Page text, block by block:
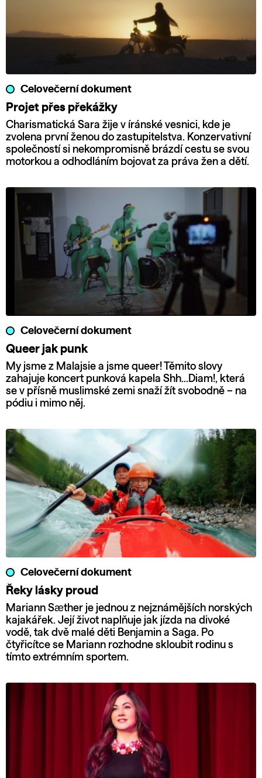
Celovečerní dokument
Projet přes překážky
Charismatická Sara žije v íránské vesnici, kde je
zvolena první ženou do zastupitelstva. Konzervativní
společností si nekompromisně brázdí cestu se svou
motorkou a odhodláním bojovat za práva žen a dětí.
Celovečerní dokument
Queer jak punk
My jsme z Malajsie a jsme queer! Těmito slovy
zahajuje koncert punková kapela Shh…Diam!, která
se v přísně muslimské zemi snaží žít svobodně – na
pódiu i mimo něj.
Celovečerní dokument
Řeky lásky proud
Mariann Sæther je jednou z nejznámějších norských
kajakářek. Její život naplňuje jak jízda na divoké
vodě, tak dvě malé děti Benjamin a Saga. Po
čtyřicítce se Mariann rozhodne skloubit rodinu s
tímto extrémním sportem.